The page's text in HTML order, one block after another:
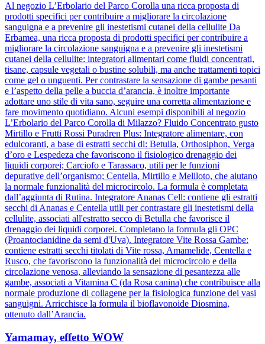
Al negozio L’Erbolario del Parco Corolla una ricca proposta di
prodotti specifici per contribuire a migliorare la circolazione
sanguigna e a prevenire gli inestetismi cutanei della cellulite Da
Erbamea, una ricca proposta di prodotti specifici per contribuire a
migliorare la circolazione sanguigna e a prevenire gli inestetismi
cutanei della cellulite: integratori alimentari come fluidi concentrati,
tisane, capsule vegetali o bustine solubili, ma anche trattamenti topici
come gel o unguenti. Per contrastare la sensazione di gambe pesanti
e l’aspetto della pelle a buccia d’arancia, è inoltre importante
adottare uno stile di vita sano, seguire una corretta alimentazione e
fare movimento quotidiano. Alcuni esempi disponibili al negozio
L’Erbolario del Parco Corolla di Milazzo? Fluido Concentrato gusto
Mirtillo e Frutti Rossi Puradren Plus: Integratore alimentare, con
edulcoranti, a base di estratti secchi di: Betulla, Orthosiphon, Verga
d’oro e Lespedeza che favoriscono il fisiologico drenaggio dei
liquidi corporei; Carciofo e Tarassaco, utili per le funzioni
depurative dell’organismo; Centella, Mirtillo e Meliloto, che aiutano
la normale funzionalità del microcircolo. La formula è completata
dall’aggiunta di Rutina. Integratore Ananas Cell: contiene gli estratti
secchi di Ananas e Centella utili per contrastare gli inestetismi della
cellulite, associati all'estratto secco di Betulla che favorisce il
drenaggio dei liquidi corporei. Completano la formula gli OPC
(Proantocianidine da semi d'Uva). Integratore Vite Rossa Gambe:
contiene estratti secchi titolati di Vite rossa, Amamelide, Centella e
Rusco, che favoriscono la funzionalità del microcircolo e della
circolazione venosa, alleviando la sensazione di pesantezza alle
gambe, associati a Vitamina C (da Rosa canina) che contribuisce alla
normale produzione di collagene per la fisiologica funzione dei vasi
sanguigni. Arricchisce la formula il bioflavonoide Diosmina,
ottenuto dall’Arancia.
Yamamay, effetto WOW